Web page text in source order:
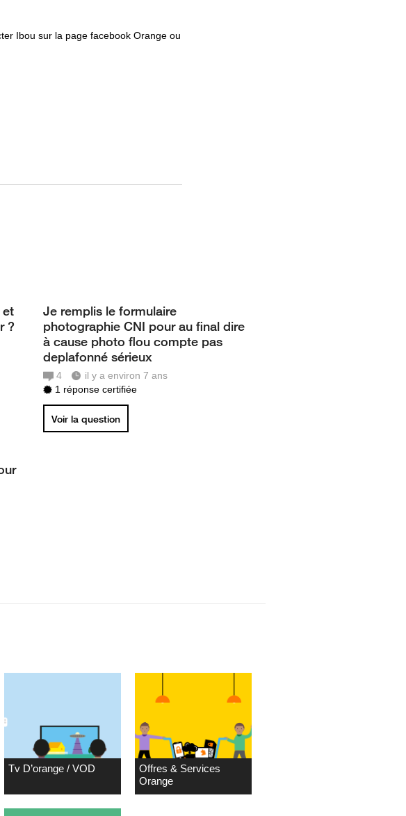
Ibou sur la page facebook Orange ou
et
?
Je remplis le formulaire
photographie CNI pour au final dire
à cause photo flou compte pas
deplafonné sérieux
4
il y a environ 7 ans
1 réponse certifiée
Voir la question
Tv D’orange / VOD
Offres & Services
Orange